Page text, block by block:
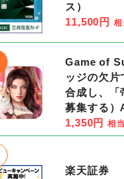
ス）
11,500円 相
Game of
ッジの欠片
合成し、「
募集する
1,350円 相当
楽天証券